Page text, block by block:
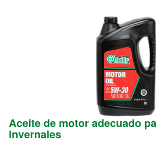
Aceite de motor adecuado
invernales